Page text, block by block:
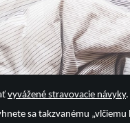
vyvážené stravovacie návyky.
sa takzvanému